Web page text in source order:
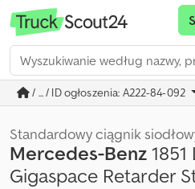
/ ... / ID ogłoszenia: A222-84-092
Standardowy ciągnik
Mercedes-Benz
Gigaspace Retarder